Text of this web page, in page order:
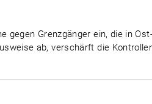
gegen Grenzgänger ein, die in
ab, verschärft die